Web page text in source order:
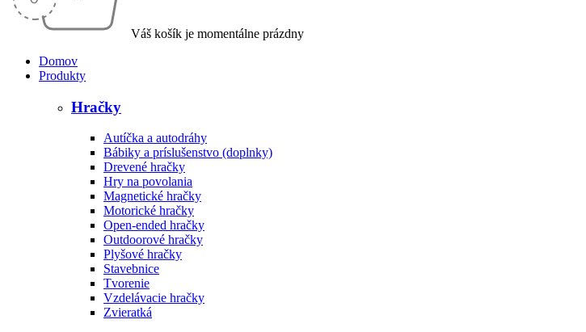
Váš košík je momentálne prázdny
Domov
Produkty
Hračky
Autíčka a autodráhy
Bábiky a príslušenstvo (doplnky)
Drevené hračky
Hry na povolania
Magnetické hračky
Motorické hračky
Open-ended hračky
Outdoorové hračky
Plyšové hračky
Stavebnice
Tvorenie
Vzdelávacie hračky
Zvieratká